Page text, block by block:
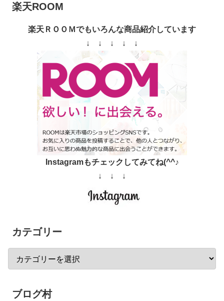
楽天ROOM
楽天ＲＯＯＭでもいろんな商品紹介しています
↓ ↓ ↓ ↓ ↓
Instagramもチェックしてみてね(^^♪
↓ ↓ ↓
カテゴリー
ブログ村